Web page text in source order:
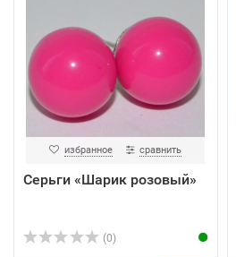
избранное сравнить
Серьги «Шарик розовый»
(0)